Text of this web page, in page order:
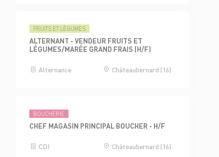
FRUITS ET LÉGUMES
ALTERNANT - VENDEUR FRUITS ET
LÉGUMES/MARÉE GRAND FRAIS (H/F)
Alternance Châteaubernard (16)
BOUCHERIE
CHEF MAGASIN PRINCIPAL BOUCHER - H/F
CDI Châteaubernard (16)